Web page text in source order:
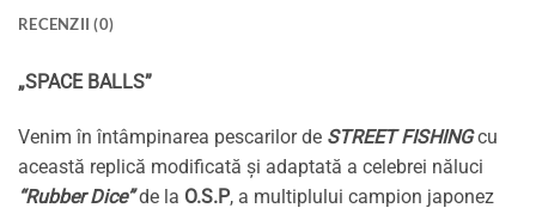
RECENZII (0)
„SPACE BALLS”
Venim în întâmpinarea pescarilor de STREET FISHINGcu
această replică modificată și adaptată a celebrei năluci
“Rubber Dice”de la O.S.P, a multiplului campion japonez